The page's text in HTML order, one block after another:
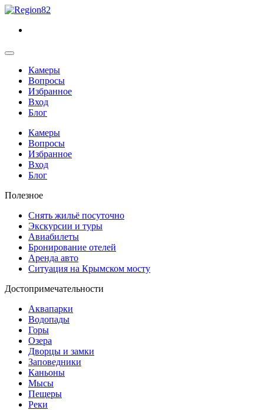
Камеры
Вопросы
Избранное
Вход
Блог
Камеры
Вопросы
Избранное
Вход
Блог
Полезное
Снять жильё посуточно
Экскурсии и туры
Авиабилеты
Бронирование отелей
Аренда авто
Ситуация на Крымском мосту
Достопримечательности
Аквапарки
Водопады
Горы
Озера
Дворцы и замки
Заповедники
Каньоны
Мысы
Пещеры
Реки